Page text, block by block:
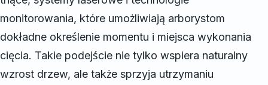
monitorowania, które umożliwiają arborystom
dokładne określenie momentu i miejsca wykonania
cięcia. Takie podejście nie tylko wspiera naturalny
wzrost drzew, ale także sprzyja utrzymaniu